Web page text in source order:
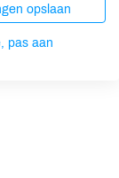
opslaan
pas aan